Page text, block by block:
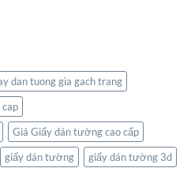
dan tuong gia gach trang
cap
Giá Giấy dán tường cao cấp
giấy dán tường
giấy dán tường 3d